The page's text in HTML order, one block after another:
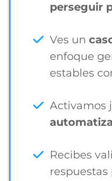
perseguir
Ves un
enfoque
estables
Activamos
Recibes